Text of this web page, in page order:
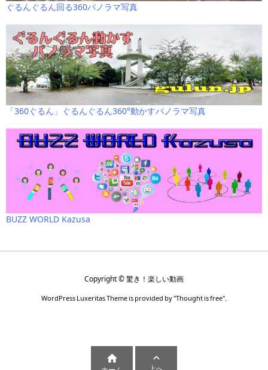
ぐるんぐるん回る360パノラマ写真
「360ぐるん」ぐるんぐるん360°動かすパノラマ写真
BUZZ WORLD Kazusa
Copyright ©驚き！楽しい動画
WordPress Luxeritas Theme is provided by "Thought is free".
 